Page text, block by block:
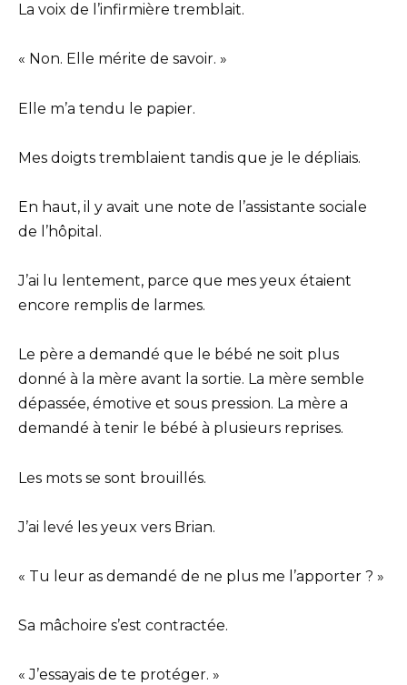
La voix de l’infirmière tremblait.
« Non. Elle mérite de savoir. »
Elle m’a tendu le papier.
Mes doigts tremblaient tandis que je le dépliais.
En haut, il y avait une note de l’assistante sociale
de l’hôpital.
J’ai lu lentement, parce que mes yeux étaient
encore remplis de larmes.
Le père a demandé que le bébé ne soit plus
donné à la mère avant la sortie. La mère semble
dépassée, émotive et sous pression. La mère a
demandé à tenir le bébé à plusieurs reprises.
Les mots se sont brouillés.
J’ai levé les yeux vers Brian.
« Tu leur as demandé de ne plus me l’apporter ? »
Sa mâchoire s’est contractée.
« J’essayais de te protéger. »